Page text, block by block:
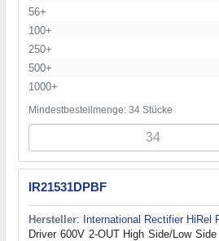
56+
100+
250+
500+
1000+
Mindestbestellmenge: 34 Stücke
IR21531DPBF
Hersteller: International Rectifier HiRel
Driver 600V 2-OUT High Side/Low